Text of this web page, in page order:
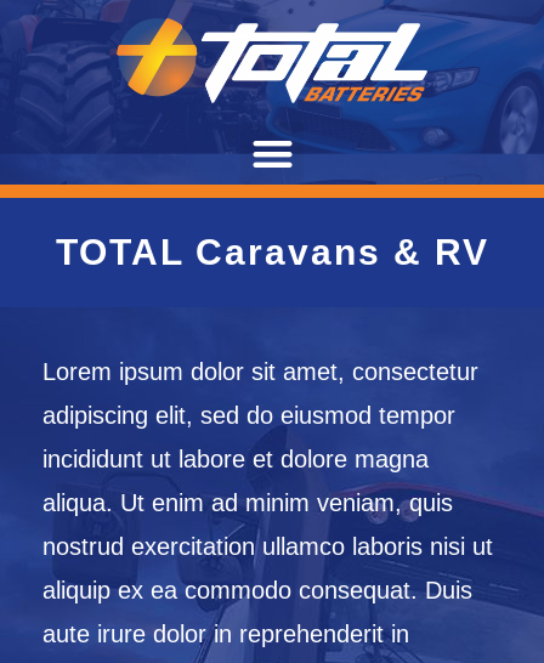
TOTAL Caravans & RV
Lorem ipsum dolor sit amet, consectetur
adipiscing elit, sed do eiusmod tempor
incididunt ut labore et dolore magna
aliqua. Ut enim ad minim veniam, quis
nostrud exercitation ullamco laboris nisi ut
aliquip ex ea commodo consequat. Duis
aute irure dolor in reprehenderit in